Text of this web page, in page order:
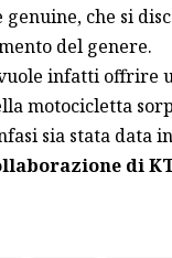
genuine, che si
del genere.
infatti offrire
motocicletta
sia stata data
di